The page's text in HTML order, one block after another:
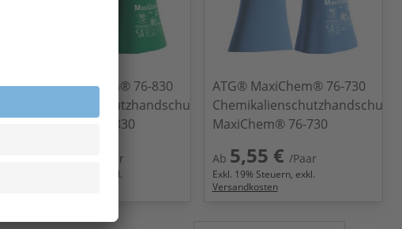
ATG® MaxiChem® 76-830
Chemikalienschutzhandschuh
MaxiChem® 76-830
/Paar
% Steuern, exkl.
ATG® MaxiChem® 76-730
Chemikalienschutzhandschuh
MaxiChem® 76-730
Ab 5,55 € /Paar
Exkl. 19% Steuern, exkl.
Versandkosten